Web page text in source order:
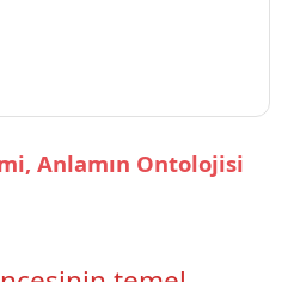
Anlamın Ontolojisi